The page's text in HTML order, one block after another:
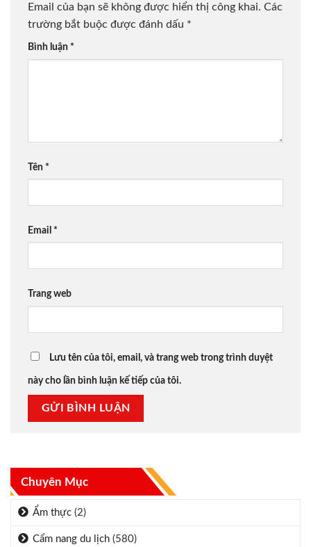
Chuyên Mục
Ẩm thực (2)
Cẩm nang du lịch (580)
Email của bạn sẽ không được hiển thị công khai. Các
trường bắt buộc được đánh dấu *
Bình luận *
Tên *
Email *
Trang web
Lưu tên của tôi, email, và trang web trong trình duyệt
này cho lần bình luận kế tiếp của tôi.